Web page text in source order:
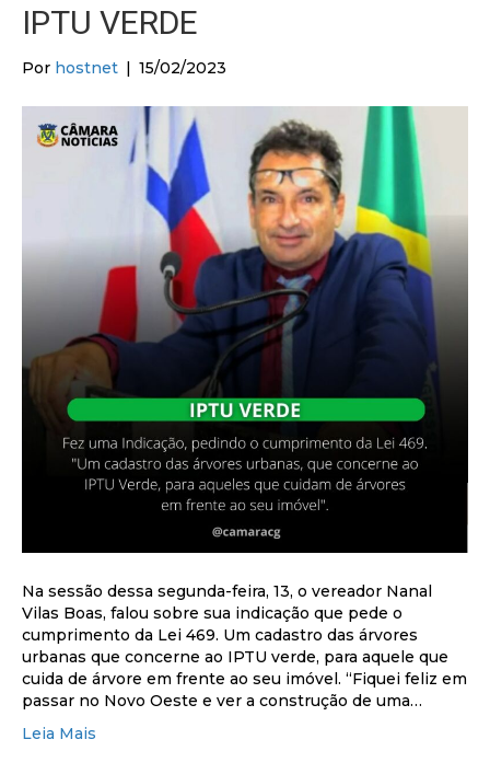
IPTU VERDE
Por hostnet | 15/02/2023
Na sessão dessa segunda-feira, 13, o vereador Nanal
Vilas Boas, falou sobre sua indicação que pede o
cumprimento da Lei 469. Um cadastro das árvores
urbanas que concerne ao IPTU verde, para aquele que
cuida de árvore em frente ao seu imóvel. “Fiquei feliz em
passar no Novo Oeste e ver a construção de uma…
Leia Mais